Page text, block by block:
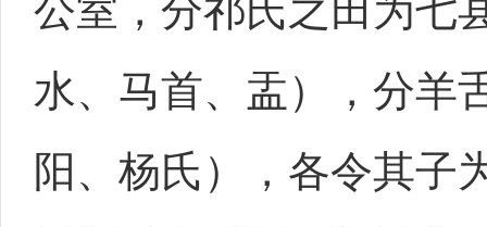
公室，分祁氏之田为七
水、马首、盂），分羊
阳、杨氏），各令其子